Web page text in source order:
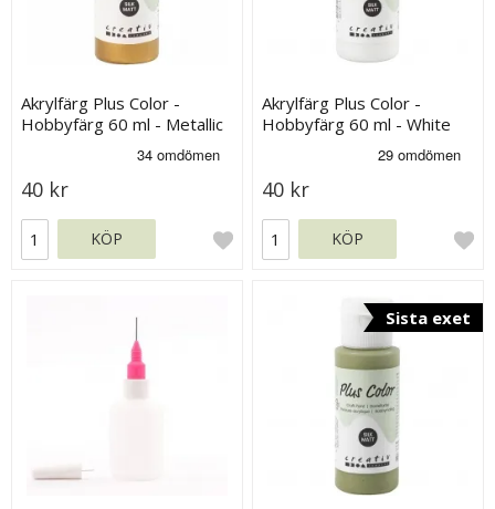
Akrylfärg Plus Color -
Hobbyfärg 60 ml - Metallic
40 kr
KÖP
Akrylfärg Plus Color -
Hobbyfärg 60 ml - White
40 kr
KÖP
Sista exet